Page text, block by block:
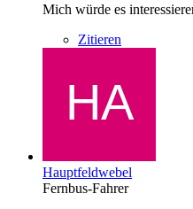
Mich würde es
Zitieren
Hauptfeldwebel
Fernbus-Fahrer